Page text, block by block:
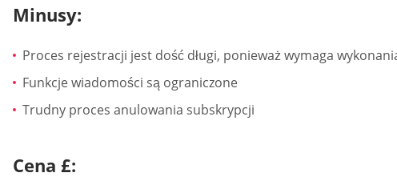
Minusy:
Proces rejestracji jest dość długi, ponieważ wymaga
Funkcje wiadomości są ograniczone
Trudny proces anulowania subskrypcji
Cena £: